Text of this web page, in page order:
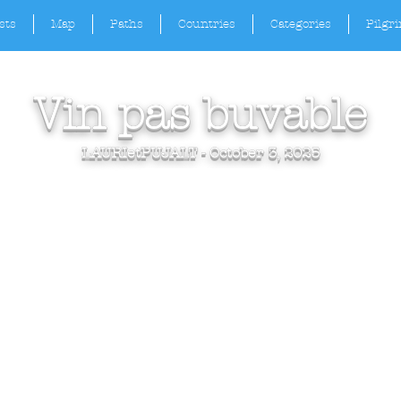
Map Paths Countries Categories
Vin pas buvable
LAURIetPUJALT - October 3, 2025